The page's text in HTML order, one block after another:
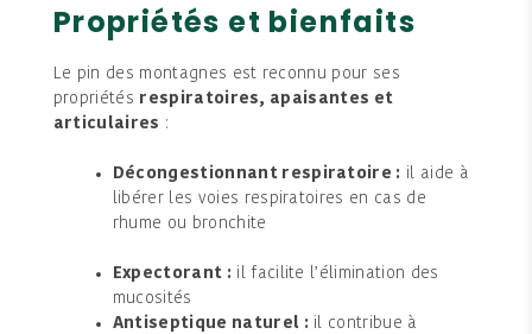
Propriétés et bienfaits
Le pin des montagnes est reconnu pour ses
propriétés respiratoires, apaisantes et
articulaires :
Décongestionnant respiratoire : il aide à
libérer les voies respiratoires en cas de
rhume ou bronchite
Expectorant :il facilite l’élimination des
mucosités
Antiseptique naturel :il contribue à